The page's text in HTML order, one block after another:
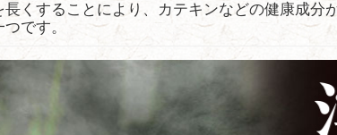
くすることにより、カテキンなどの健康成分
です。